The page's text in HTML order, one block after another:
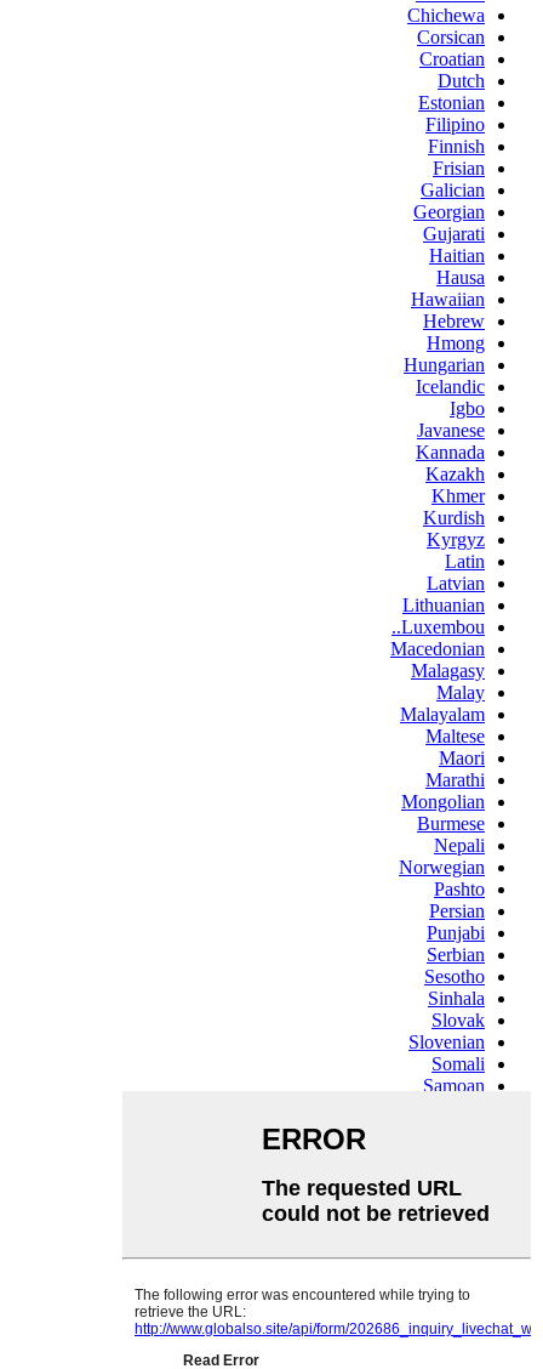
Chichewa
Corsican
Croatian
Dutch
Estonian
Filipino
Finnish
Frisian
Galician
Georgian
Gujarati
Haitian
Hausa
Hawaiian
Hebrew
Hmong
Hungarian
Icelandic
Igbo
Javanese
Kannada
Kazakh
Khmer
Kurdish
Kyrgyz
Latin
Latvian
Lithuanian
Luxembou..
Macedonian
Malagasy
Malay
Malayalam
Maltese
Maori
Marathi
Mongolian
Burmese
Nepali
Norwegian
Pashto
Persian
Punjabi
Serbian
Sesotho
Sinhala
Slovak
Slovenian
Somali
Samoan
Swahili
Tajik
Telugu
Ukrainian
Urdu